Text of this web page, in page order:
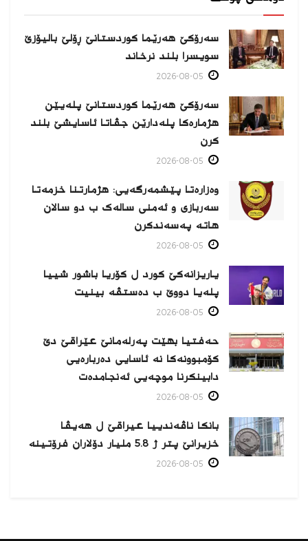
سەرۆکێ هەرێما کوردستانێ ڕۆلێ بالیۆزێ
سویسرا بلند نرخاند
سەرۆکێ هەرێما کوردستانێ پلەیێن
هژمارەكا پلەدارێن جڤاتا ئاسایشێ بلند
كرن
وەزارەتا پێشمەرگەیی: هژمارتنا خزمەتا
سەربازی و ئەمنی سالەک ب دو سالان
هاتە پەسەندكرن
یاریزانەكێ کورد ل کۆریا باشور شییا
پلەیا دووێ ب دەستڤە بینیت
حەفتیا بهێت پەرلەمانێ عێراقێ دێ
کۆمبوونەکا نە ئاسایی دەربارەیی
دابینکرنا موچەیی ئەنجامدەت
بانکا ناڤەندییا عیراقێ ل هەیڤا
خزیرانێ پتر ژ 5.8 ملیار دۆلاران فرۆتینە